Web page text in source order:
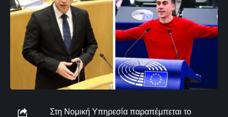
Στη Νομική Υπηρεσία παραπέμπεται το